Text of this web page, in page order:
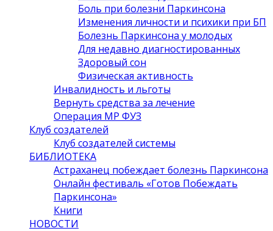
Боль при болезни Паркинсона
Изменения личности и психики при БП
Болезнь Паркинсона у молодых
Для недавно диагностированных
Здоровый сон
Физическая активность
Инвалидность и льготы
Вернуть средства за лечение
Операция МР ФУЗ
Клуб создателей
Клуб создателей системы
БИБЛИОТЕКА
Астраханец побеждает болезнь Паркинсона
Онлайн фестиваль «Готов Побеждать
Паркинсона»
Книги
НОВОСТИ